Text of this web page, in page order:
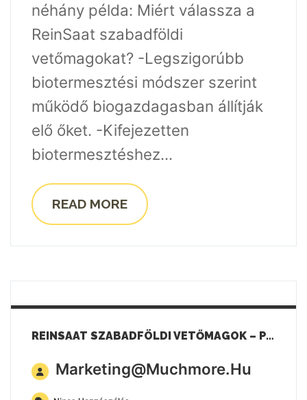
néhány példa: Miért válassza a
ReinSaat szabadföldi
vetőmagokat? -Legszigorúbb
biotermesztési módszer szerint
működő biogazdagasban állítják
elő őket. -Kifejezetten
biotermesztéshez...
READ MORE
REINSAAT SZABADFÖLDI VETŐMAGOK – PARADICSOMOK
Marketing@muchmore.hu